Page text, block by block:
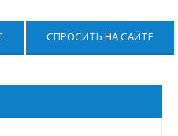
СПРОСИТЬ НА САЙТЕ